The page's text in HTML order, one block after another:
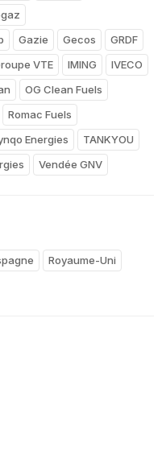
Gazie Gecos
GRDF
VTE IMING
IVECO
OG Clean Fuels
Romac Fuels
Energies
TANKYOU
Vendée GNV
Royaume-Uni